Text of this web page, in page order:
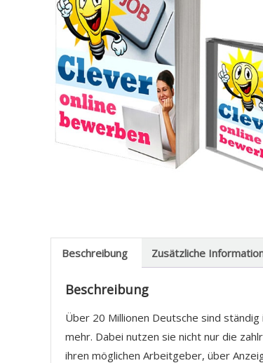
Beschreibung Zusätzliche
Beschreibung
Über 20 Millionen Deutsche sind
mehr. Dabei nutzen sie nicht nur die
ihren möglichen Arbeitgeber, über